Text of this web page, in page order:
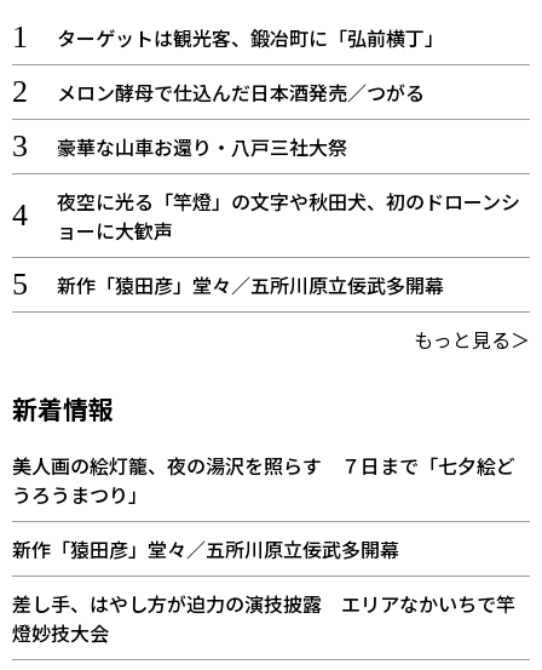
ターゲットは観光客、鍛冶町に「弘前横丁」
メロン酵母で仕込んだ日本酒発売／つがる
豪華な山車お還り・八戸三社大祭
夜空に光る「竿燈」の文字や秋田犬、初のドローンシ
ョーに大歓声
新作「猿田彦」堂々／五所川原立佞武多開幕
もっと見る＞
新着情報
美人画の絵灯籠、夜の湯沢を照らす ７日まで「七夕絵ど
うろうまつり」
新作「猿田彦」堂々／五所川原立佞武多開幕
差し手、はやし方が迫力の演技披露 エリアなかいちで竿
燈妙技大会